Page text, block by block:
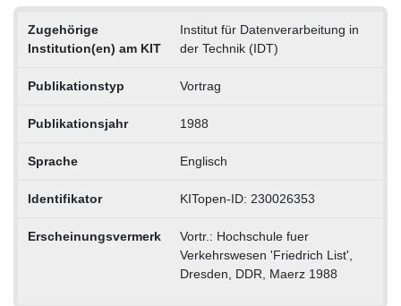
Zugehörige
Institution(en) am KIT
Institut für Datenverarbeitung in
der Technik (IDT)
Publikationstyp Vortrag
Publikationsjahr 1988
Sprache Englisch
Identifikator KITopen-ID: 230026353
Erscheinungsvermerk
Vortr.: Hochschule fuer
Verkehrswesen 'Friedrich List',
Dresden, DDR, Maerz 1988